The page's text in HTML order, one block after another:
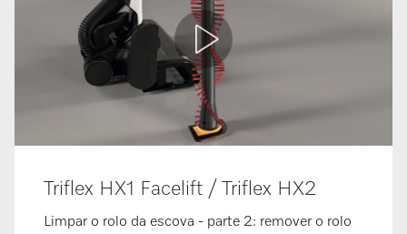
Triflex HX1 Facelift / Triflex HX2
Limpar o rolo da escova - parte 2: remover o rolo